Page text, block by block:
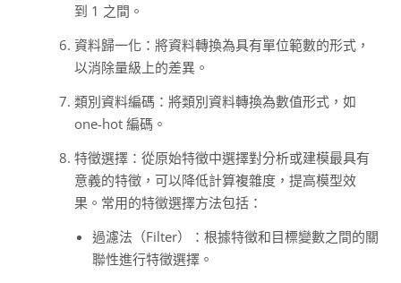
到 1 之間。
資料歸一化：將資料轉換為具有單位範數的形式，
以消除量級上的差異。
類別資料編碼：將類別資料轉換為數值形式，如
one-hot 編碼。
特徵選擇：從原始特徵中選擇對分析或建模最具有
意義的特徵，可以降低計算複雜度，提高模型效
果。常用的特徵選擇方法包括：
過濾法（Filter）：根據特徵和目標變數之間的關
聯性進行特徵選擇。